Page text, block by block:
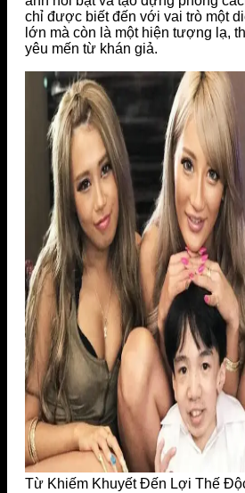
chỉ được biết đến với vai trò một
lớn mà còn là một hiện tượng lạ,
yêu mến từ khán giả.
Từ Khiếm Khuyết Đến Lợi Thế